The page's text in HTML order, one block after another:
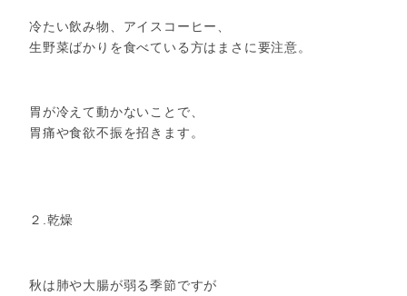
冷たい飲み物、アイスコーヒー、
生野菜ばかりを食べている方はまさに要注意。
胃が冷えて動かないことで、
胃痛や食欲不振を招きます。
２.乾燥
秋は肺や大腸が弱る季節ですが